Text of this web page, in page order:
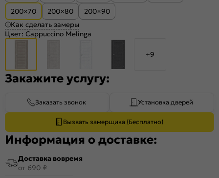
200×70
200×80
200×90
Как сделать замеры
Цвет: Cappuccino Melinga
+9
Закажите услугу:
Заказать звонок Установка дверей
Вызвать замерщика (Бесплатно)
Информация о доставке:
Доставка вовремя
от 690 ₽